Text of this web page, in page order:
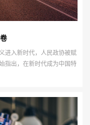
进入新时代，人民政协被赋
指出，在新时代成为中国特
更是责任，全体政协委员要
，新形势新任务让我们不断
为遵循书写新时代“委...